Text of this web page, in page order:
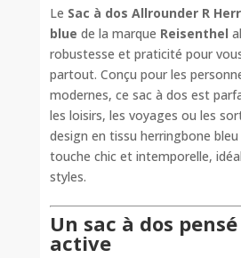
Le Sac à dos Allrounder R
blue de la marque Reisenthel
robustesse et praticité pour
partout. Conçu pour les
modernes, ce sac à dos est
les loisirs, les voyages ou les
design en tissu herringbone
touche chic et intemporelle,
styles.
Un sac à dos
active